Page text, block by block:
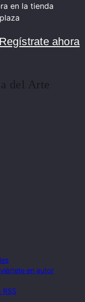
en la tienda
Regístrate ahora
del Arte
en autor